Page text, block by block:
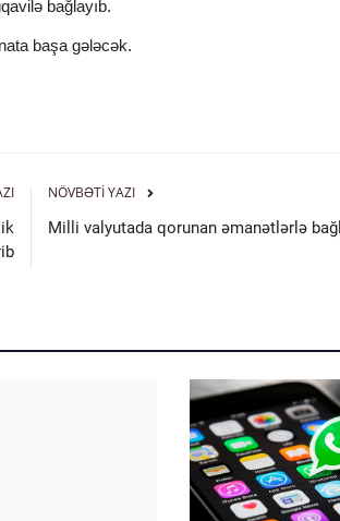
bağlayıb.
başa gələcək.
NÖVBƏTI YAZI
Milli valyutada qorunan əmanətlərlə